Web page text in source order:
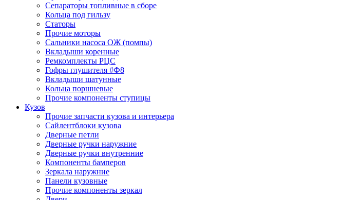
Сепараторы топливные в сборе
Кольца под гильзу
Статоры
Прочие моторы
Сальники насоса ОЖ (помпы)
Вкладыши коренные
Ремкомплекты РЦС
Гофры глушителя #Ф8
Вкладыши шатунные
Кольца поршневые
Прочие компоненты ступицы
Кузов
Прочие запчасти кузова и интерьера
Сайлентблоки кузова
Дверные петли
Дверные ручки наружние
Дверные ручки внутренние
Компоненты бамперов
Зеркала наружние
Панели кузовные
Прочие компоненты зеркал